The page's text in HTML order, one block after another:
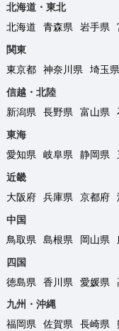
北海道・東北
北海道
青森県 岩手県
関東
東京都
神奈川県 埼玉県
信越・北陸
新潟県
長野県 富山県
東海
愛知県
岐阜県 静岡県
近畿
大阪府
兵庫県 京都府
中国
鳥取県
島根県 岡山県
四国
徳島県
香川県 愛媛県
九州・沖縄
福岡県
佐賀県 長崎県